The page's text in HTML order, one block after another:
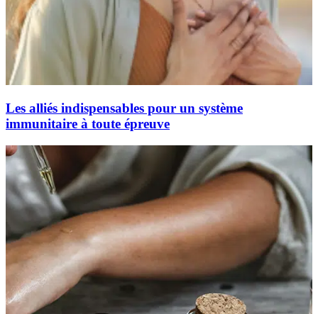
Les alliés indispensables pour un système
immunitaire à toute épreuve